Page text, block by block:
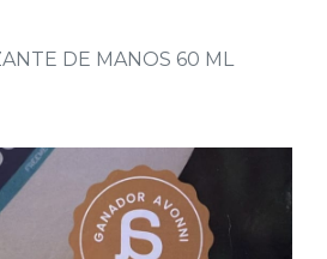
DE MANOS 60 ML